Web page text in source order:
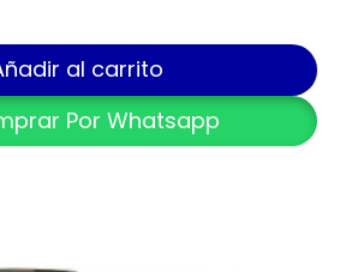
al carrito
Por Whatsapp